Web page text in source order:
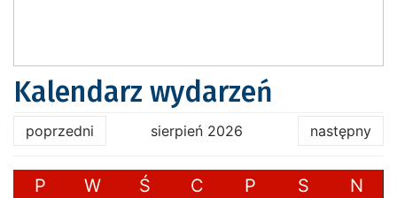
Kalendarz wydarzeń
poprzedni sierpień 2026 następny
P W Ś C P S N